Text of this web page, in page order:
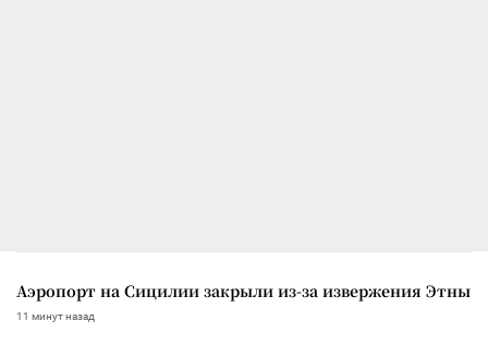
Аэропорт на Сицилии закрыли из-за извержения Этны
11 минут назад